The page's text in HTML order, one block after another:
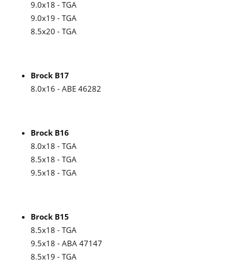
9.0x18 - TGA
9.0x19 - TGA
8.5x20 - TGA
Brock B17
8.0x16 - ABE 46282
Brock B16
8.0x18 - TGA
8.5x18 - TGA
9.5x18 - TGA
Brock B15
8.5x18 - TGA
9.5x18 - ABA 47147
8.5x19 - TGA